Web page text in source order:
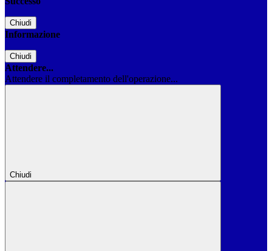
Chiudi
Informazione
Chiudi
Attendere...
Attendere il completamento dell'operazione...
Chiudi